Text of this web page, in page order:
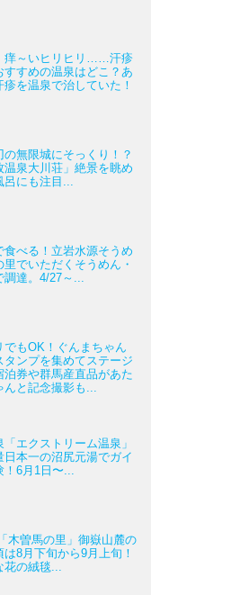
痒～いヒリヒリ……汗疹
すすめの温泉はどこ？あ
を温泉で治していた！
無限城にそっくり！？
温泉大川荘」絶景を眺め
呂にも注目...
食べる！立岩水源そうめ
でいただくそうめん・
調達。4/27～...
でもOK！ぐんまちゃん
タンプを集めてステージ
泊券や群馬産直品があた
んと記念撮影も...
エクストリーム温泉」
日本一の沼尻元湯でガイ
！6月1日〜...
木曽馬の里」御嶽山麓の
8月下旬から9月上旬！
花の絨毯...